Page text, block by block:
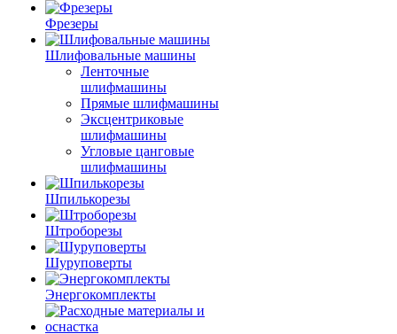
Фрезеры
Шлифовальные машины
Ленточные
шлифмашины
Прямые шлифмашины
Эксцентриковые
шлифмашины
Угловые цанговые
шлифмашины
Шпилькорезы
Штроборезы
Шуруповерты
Энергокомплекты